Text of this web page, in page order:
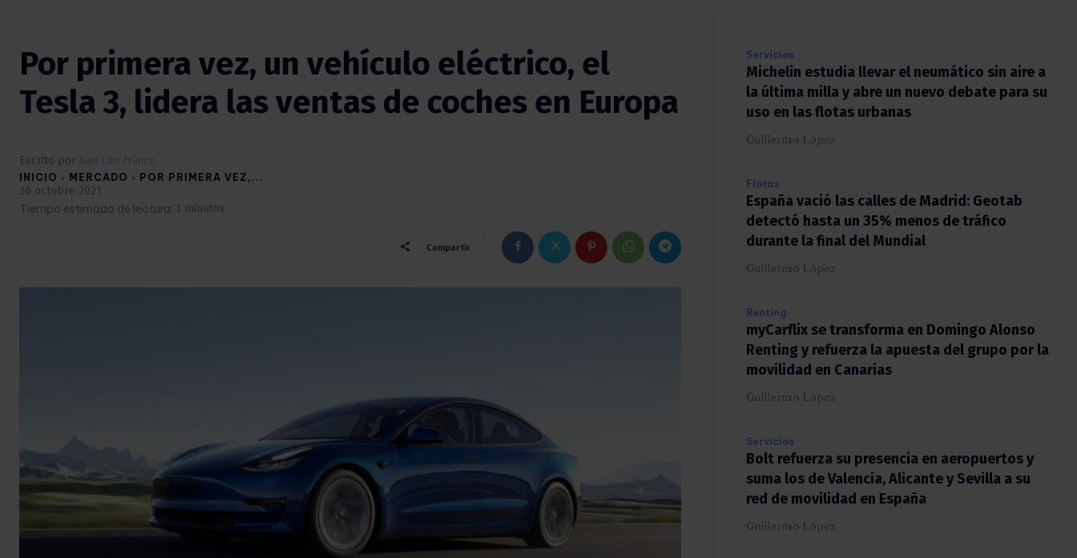
Por primera vez, un vehículo eléctrico, el
Tesla 3, lidera las ventas de coches en Europa
Escrito por Juan Luis Franco
INICIO MERCADO POR PRIMERA VEZ,...
26 octubre 2021
Tiempo estimado de lectura: 3 minutos
Compartir
Servicios
Michelin estudia llevar el neumático sin aire
a la última milla y abre un nuevo debate para
su uso en las flotas urbanas
Guillermo López
Flotas
España vació las calles de Madrid: Geotab
detectó hasta un 35% menos de tráfico
durante la final del Mundial
Guillermo López
Renting
myCarflix se transforma en Domingo Alonso
Renting y refuerza la apuesta del grupo por
la movilidad en Canarias
Guillermo López
Servicios
Bolt refuerza su presencia en aeropuertos y
suma los de Valencia, Alicante y Sevilla a su
red de movilidad en España
Guillermo López